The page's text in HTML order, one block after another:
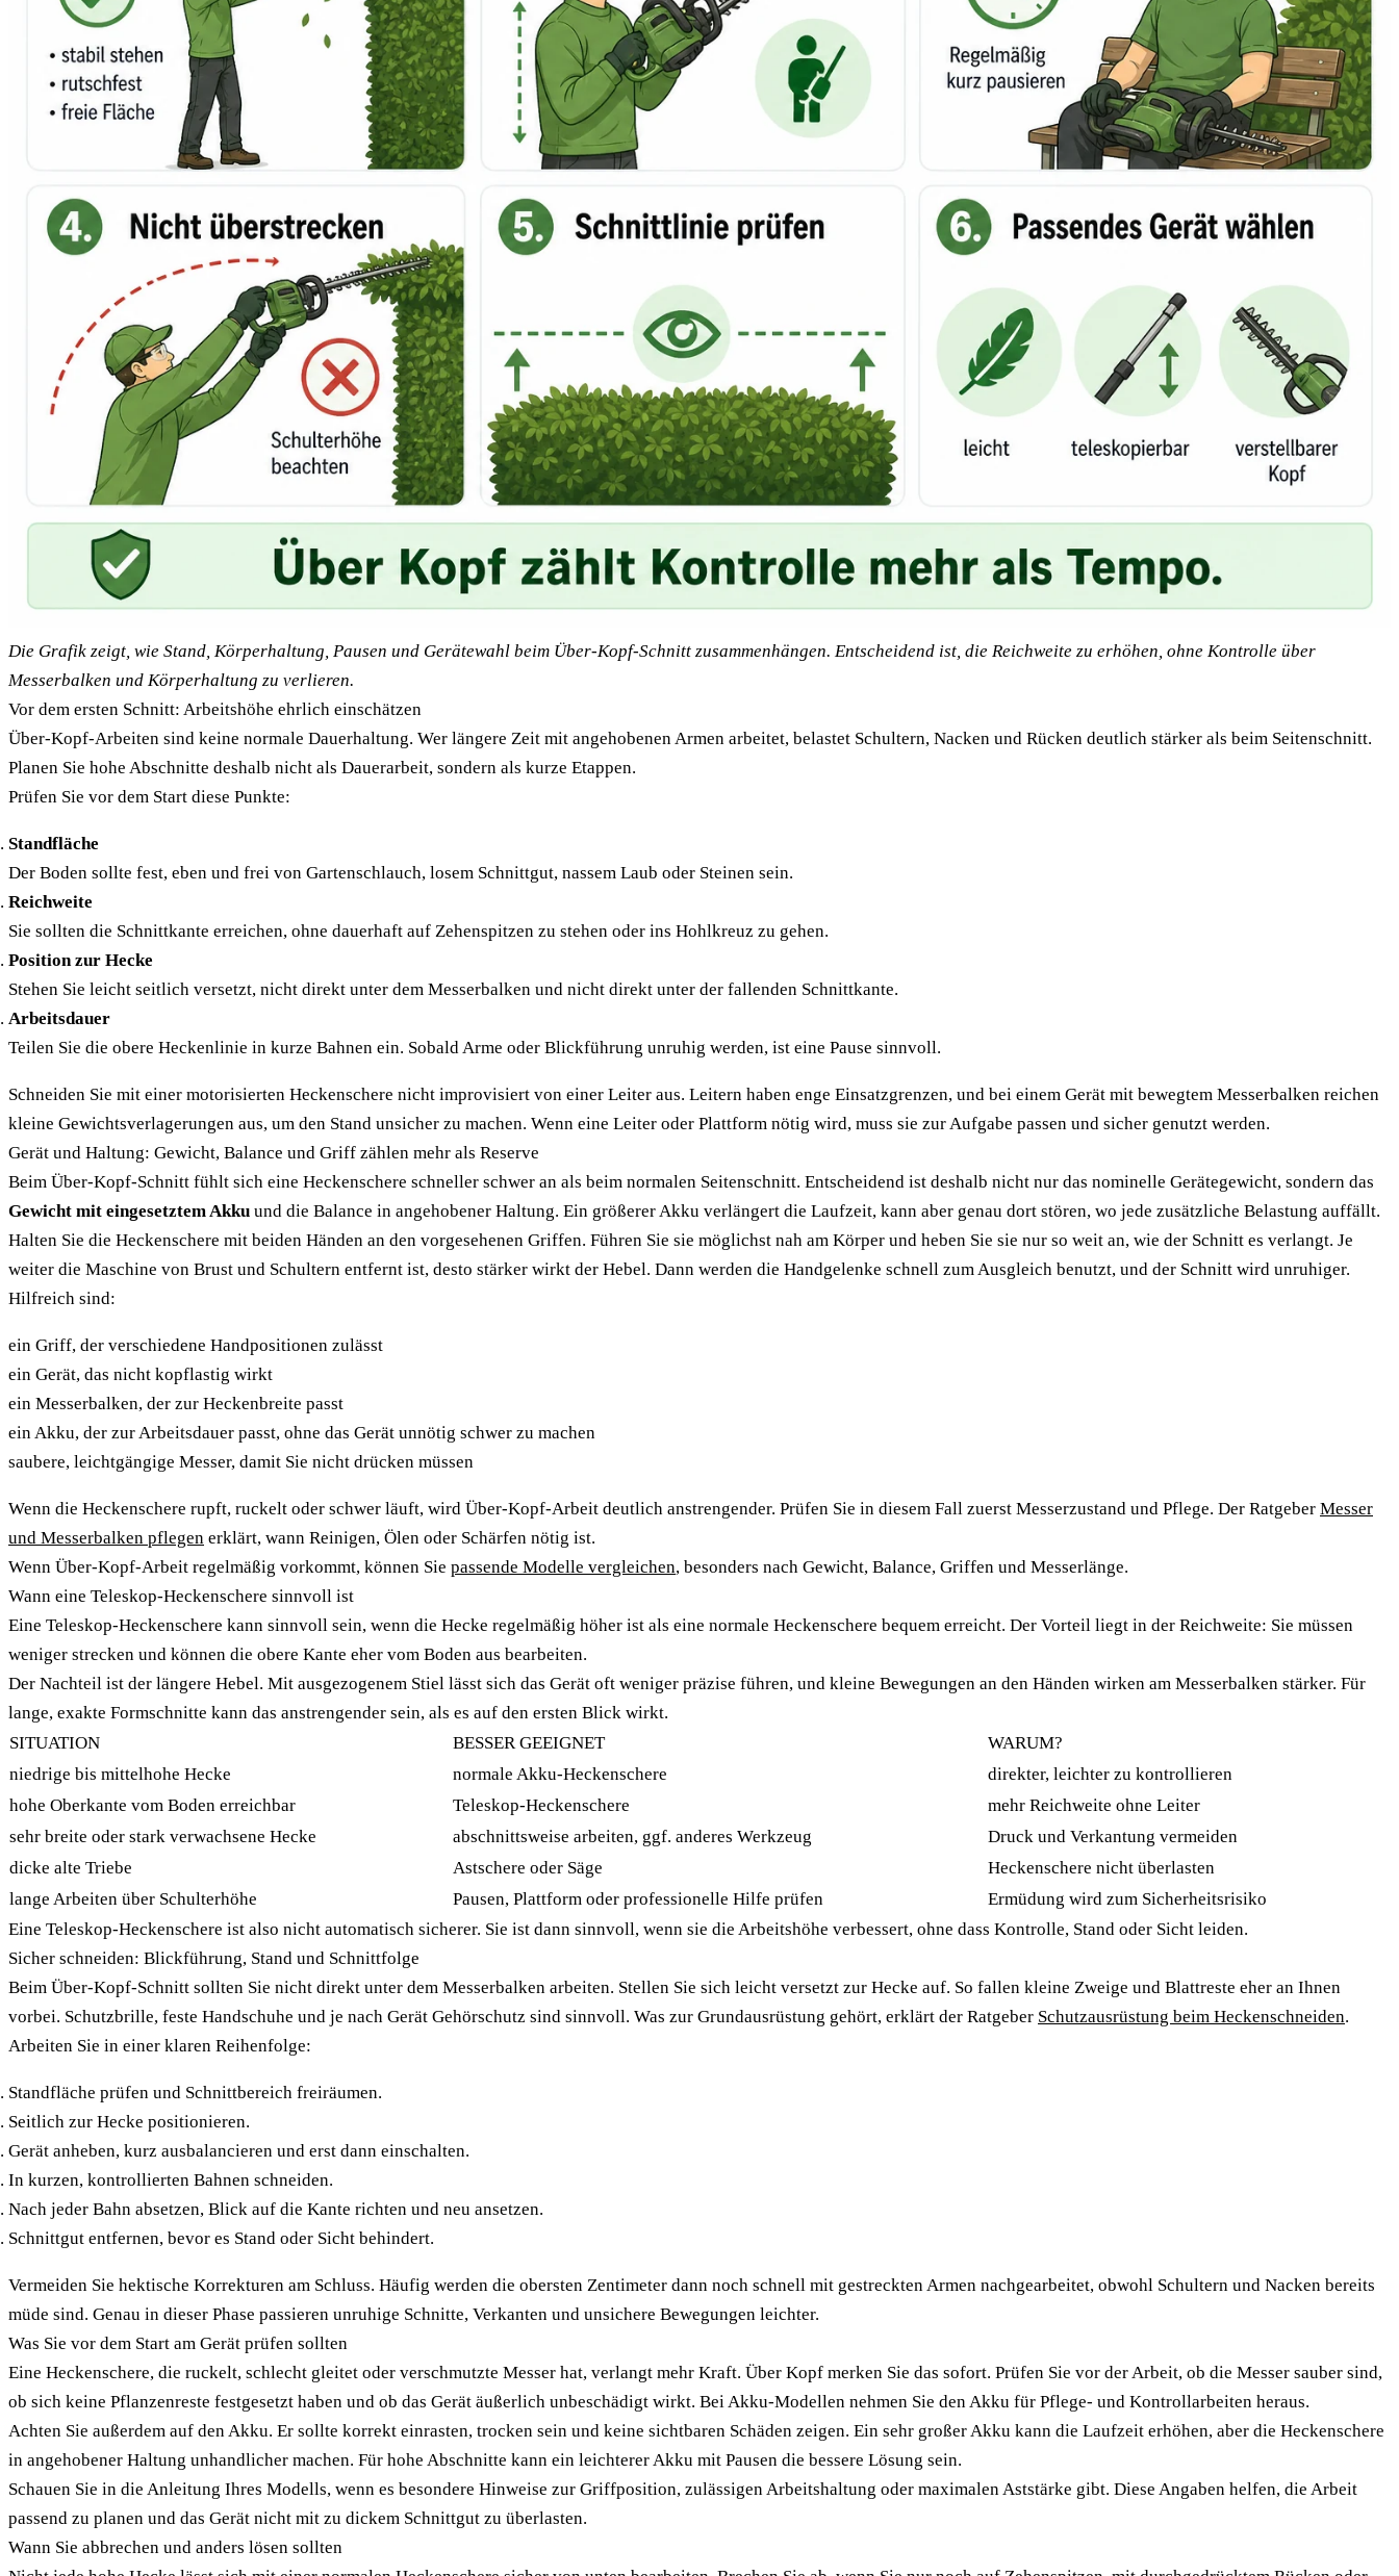
Die Grafik zeigt, wie Stand, Körperhaltung, Pausen und Gerätewahl beim Über-Kopf-Schnitt zusammenhängen. Entscheidend ist, die Reichweite zu erhöhen, ohne Kontrolle über
Messerbalken und Körperhaltung zu verlieren.
Vor dem ersten Schnitt: Arbeitshöhe ehrlich einschätzen
Über-Kopf-Arbeiten sind keine normale Dauerhaltung. Wer längere Zeit mit angehobenen Armen arbeitet, belastet Schultern, Nacken und Rücken deutlich stärker als beim Seitenschnitt.
Planen Sie hohe Abschnitte deshalb nicht als Dauerarbeit, sondern als kurze Etappen.
Prüfen Sie vor dem Start diese Punkte:
Standfläche
Der Boden sollte fest, eben und frei von Gartenschlauch, losem Schnittgut, nassem Laub oder Steinen sein.
Reichweite
Sie sollten die Schnittkante erreichen, ohne dauerhaft auf Zehenspitzen zu stehen oder ins Hohlkreuz zu gehen.
Position zur Hecke
Stehen Sie leicht seitlich versetzt, nicht direkt unter dem Messerbalken und nicht direkt unter der fallenden Schnittkante.
Arbeitsdauer
Teilen Sie die obere Heckenlinie in kurze Bahnen ein. Sobald Arme oder Blickführung unruhig werden, ist eine Pause sinnvoll.
Schneiden Sie mit einer motorisierten Heckenschere nicht improvisiert von einer Leiter aus. Leitern haben enge Einsatzgrenzen, und bei einem Gerät mit bewegtem Messerbalken reichen
kleine Gewichtsverlagerungen aus, um den Stand unsicher zu machen. Wenn eine Leiter oder Plattform nötig wird, muss sie zur Aufgabe passen und sicher genutzt werden.
Gerät und Haltung: Gewicht, Balance und Griff zählen mehr als Reserve
Beim Über-Kopf-Schnitt fühlt sich eine Heckenschere schneller schwer an als beim normalen Seitenschnitt. Entscheidend ist deshalb nicht nur das nominelle Gerätegewicht, sondern das
Gewicht mit eingesetztem Akku und die Balance in angehobener Haltung. Ein größerer Akku verlängert die Laufzeit, kann aber genau dort stören, wo jede zusätzliche Belastung auffällt.
Halten Sie die Heckenschere mit beiden Händen an den vorgesehenen Griffen. Führen Sie sie möglichst nah am Körper und heben Sie sie nur so weit an, wie der Schnitt es verlangt. Je
weiter die Maschine von Brust und Schultern entfernt ist, desto stärker wirkt der Hebel. Dann werden die Handgelenke schnell zum Ausgleich benutzt, und der Schnitt wird unruhiger.
Hilfreich sind:
ein Griff, der verschiedene Handpositionen zulässt
ein Gerät, das nicht kopflastig wirkt
ein Messerbalken, der zur Heckenbreite passt
ein Akku, der zur Arbeitsdauer passt, ohne das Gerät unnötig schwer zu machen
saubere, leichtgängige Messer, damit Sie nicht drücken müssen
Wenn die Heckenschere rupft, ruckelt oder schwer läuft, wird Über-Kopf-Arbeit deutlich anstrengender. Prüfen Sie in diesem Fall zuerst Messerzustand und Pflege. Der Ratgeber Messer
und Messerbalken pflegen erklärt, wann Reinigen, Ölen oder Schärfen nötig ist.
Wenn Über-Kopf-Arbeit regelmäßig vorkommt, können Sie passende Modelle vergleichen, besonders nach Gewicht, Balance, Griffen und Messerlänge.
Wann eine Teleskop-Heckenschere sinnvoll ist
Eine Teleskop-Heckenschere kann sinnvoll sein, wenn die Hecke regelmäßig höher ist als eine normale Heckenschere bequem erreicht. Der Vorteil liegt in der Reichweite: Sie müssen
weniger strecken und können die obere Kante eher vom Boden aus bearbeiten.
Der Nachteil ist der längere Hebel. Mit ausgezogenem Stiel lässt sich das Gerät oft weniger präzise führen, und kleine Bewegungen an den Händen wirken am Messerbalken stärker. Für
lange, exakte Formschnitte kann das anstrengender sein, als es auf den ersten Blick wirkt.
SITUATION
BESSER GEEIGNET
WARUM?
niedrige bis mittelhohe Hecke
normale Akku-Heckenschere
direkter, leichter zu kontrollieren
hohe Oberkante vom Boden erreichbar
Teleskop-Heckenschere
mehr Reichweite ohne Leiter
sehr breite oder stark verwachsene Hecke
abschnittsweise arbeiten, ggf. anderes Werkzeug
Druck und Verkantung vermeiden
dicke alte Triebe
Astschere oder Säge
Heckenschere nicht überlasten
lange Arbeiten über Schulterhöhe
Pausen, Plattform oder professionelle Hilfe prüfen
Ermüdung wird zum Sicherheitsrisiko
Eine Teleskop-Heckenschere ist also nicht automatisch sicherer. Sie ist dann sinnvoll, wenn sie die Arbeitshöhe verbessert, ohne dass Kontrolle, Stand oder Sicht leiden.
Sicher schneiden: Blickführung, Stand und Schnittfolge
Beim Über-Kopf-Schnitt sollten Sie nicht direkt unter dem Messerbalken arbeiten. Stellen Sie sich leicht versetzt zur Hecke auf. So fallen kleine Zweige und Blattreste eher an Ihnen
vorbei. Schutzbrille, feste Handschuhe und je nach Gerät Gehörschutz sind sinnvoll. Was zur Grundausrüstung gehört, erklärt der Ratgeber Schutzausrüstung beim Heckenschneiden.
Arbeiten Sie in einer klaren Reihenfolge:
Standfläche prüfen und Schnittbereich freiräumen.
Seitlich zur Hecke positionieren.
Gerät anheben, kurz ausbalancieren und erst dann einschalten.
In kurzen, kontrollierten Bahnen schneiden.
Nach jeder Bahn absetzen, Blick auf die Kante richten und neu ansetzen.
Schnittgut entfernen, bevor es Stand oder Sicht behindert.
Vermeiden Sie hektische Korrekturen am Schluss. Häufig werden die obersten Zentimeter dann noch schnell mit gestreckten Armen nachgearbeitet, obwohl Schultern und Nacken bereits
müde sind. Genau in dieser Phase passieren unruhige Schnitte, Verkanten und unsichere Bewegungen leichter.
Was Sie vor dem Start am Gerät prüfen sollten
Eine Heckenschere, die ruckelt, schlecht gleitet oder verschmutzte Messer hat, verlangt mehr Kraft. Über Kopf merken Sie das sofort. Prüfen Sie vor der Arbeit, ob die Messer sauber sind,
ob sich keine Pflanzenreste festgesetzt haben und ob das Gerät äußerlich unbeschädigt wirkt. Bei Akku-Modellen nehmen Sie den Akku für Pflege- und Kontrollarbeiten heraus.
Achten Sie außerdem auf den Akku. Er sollte korrekt einrasten, trocken sein und keine sichtbaren Schäden zeigen. Ein sehr großer Akku kann die Laufzeit erhöhen, aber die Heckenschere
in angehobener Haltung unhandlicher machen. Für hohe Abschnitte kann ein leichterer Akku mit Pausen die bessere Lösung sein.
Schauen Sie in die Anleitung Ihres Modells, wenn es besondere Hinweise zur Griffposition, zulässigen Arbeitshaltung oder maximalen Aststärke gibt. Diese Angaben helfen, die Arbeit
passend zu planen und das Gerät nicht mit zu dickem Schnittgut zu überlasten.
Wann Sie abbrechen und anders lösen sollten